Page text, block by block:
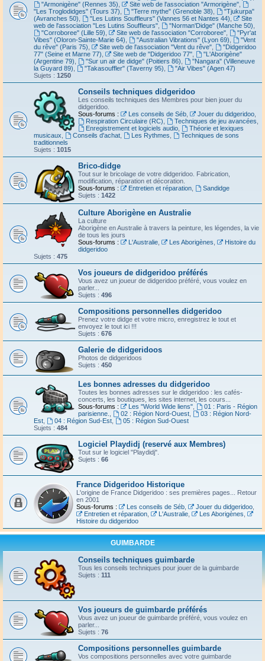
"Armonigène" (Rennes 35)
Site web de l'association "Armorigène",
"Les Troglodidges" (Tours 37)
"Terre mythe" (Grenoble 38)
"Tjukurpa"
(Avranches 50)
"Les Lutins Souffleurs" (Vannes 56 et Nantes 44)
Site
web de l'association "Les Lutins Souffleurs"
"Norman'Didge" (Manche 50)
"Corroboree" (Lille 59)
Site web de l'association "Corroboree",
"Pyr'at
Vibes" (Oloron-Sainte-Marie 64)
"Australian Vibrations" (Lyon 69)
"Vent
du rêve" (Paris 75)
Site web de l'association "Vent du rêve",
"Didgeridoo
77" (Seine et Marne 77)
Site web de "Didgeridoo 77",
"L'Aborigène"
(Argentine 79)
"Sur un air de didge" (Poitiers 86)
"Nangara" (Villeneuve
la Guyard 89)
"Takasouffler" (Taverny 95)
"Air Vibes" (Agen 47)
Sujets : 1250
Conseils techniques didgeridoo
Les conseils techniques des Membres pour bien jouer du
didgeridoo.
Sous-forums :
Les conseils de Séb, Jouer du didgeridoo,
Respiration Circulaire (RC)
Techniques de jeu avancées
Enregistrement et logiciels audio,
Théorie et lexiques
musicaux
Conseils d'achat, Les Rythmes
Techniques de sons
traditionnels
Sujets : 1015
Brico-didge
Tout sur le bricolage de votre didgeridoo. Fabrication,
modification, réparation et décoration.
Sous-forums :
Entretien et réparation,
Sandidge
Sujets : 1422
Culture Aborigène en Australie
La culture
Aborigène en Australie à travers la peinture, les légendes, la vie
de tous les jours
Sous-forums :
L'Australie, Les Aborigènes
Histoire du
didgeridoo
Sujets : 475
Vos joueurs de didgeridoo préférés
Vous avez un joueur de didgeridoo préféré, vous voulez en
parler...
Sujets : 496
Compositions personnelles didgeridoo
Prenez votre didge et votre micro, enregistrez le tout et
envoyez le tout ici !!!
Sujets : 676
Galerie de didgeridoos
Photos de didgeridoos
Sujets : 450
Les bonnes adresses du didgeridoo
Toutes les bonnes adresses sur le didgeridoo : les cafés-
concerts, les boutiques, les sites internet, les cours...
Sous-forums :
Les "World Wide liens",
01 : Paris - Région
parisienne.
02 : Région Nord-Ouest,
03 : Région Nord-
Est
04 : Région Sud-Est,
05 : Région Sud-Ouest
Sujets : 484
Logiciel Playdidj (reservé aux Membres)
Tout sur le logiciel "Playdidj".
Sujets : 66
France Didgeridoo Historique
L'origine de France Didgeridoo : ses premières pages... Retour
en 2001
Sous-forums :
Les conseils de Séb, Jouer du didgeridoo,
Entretien et réparation, L'Australie, Les Aborigènes
Histoire du didgeridoo
GUIMBARDE
Conseils techniques guimbarde
Tous les conseils techniques pour jouer de la guimbarde
Sujets : 111
Vos joueurs de guimbarde préférés
Vous avez un joueur de guimbarde préféré, vous voulez en
parler...
Sujets : 76
Compositions personnelles guimbarde
Vos compositions personnelles avec votre guimbarde